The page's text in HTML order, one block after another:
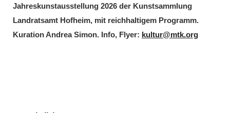
Jahreskunstausstellung 2026 der Kunstsammlung
Landratsamt Hofheim, mit reichhaltigem Programm.
Kuration Andrea Simon. Info, Flyer: kultur@mtk.org